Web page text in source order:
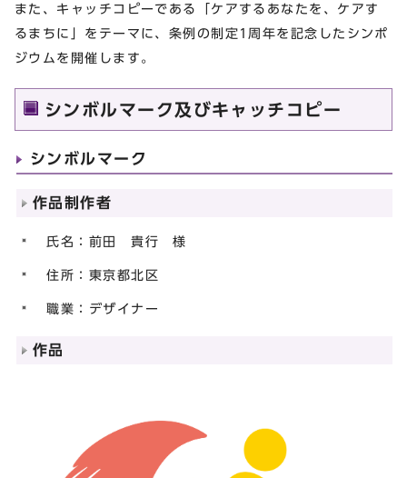
また、キャッチコピーである「ケアするあなたを、ケアす
るまちに」をテーマに、条例の制定1周年を記念したシンポ
ジウムを開催します。
シンボルマーク及びキャッチコピー
シンボルマーク
作品制作者
氏名：前田 貴行 様
住所：東京都北区
職業：デザイナー
作品